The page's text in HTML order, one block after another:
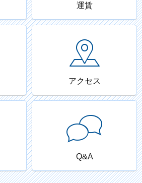
運賃
アクセス
Q&A